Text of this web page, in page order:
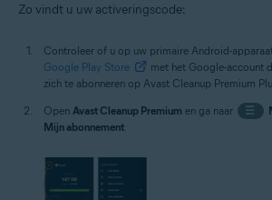
Zo vindt u uw activeringscode:
Controleer of u op uw primaire Android-
Google Play Store
met het Google-account
zich te abonneren op Avast Cleanup Premium
Open Avast Cleanup Premium en ga naar ☰
Mijn abonnement.